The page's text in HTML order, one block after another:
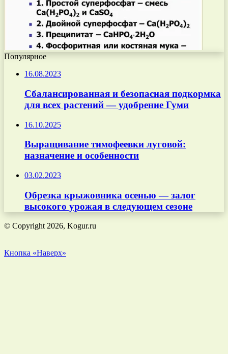
Популярное
16.08.2023
Сбалансированная и безопасная подкормка
для всех растений — удобрение Гуми
16.10.2025
Выращивание тимофеевки луговой:
назначение и особенности
03.02.2023
Обрезка крыжовника осенью — залог
высокого урожая в следующем сезоне
© Copyright 2026, Kogur.ru
Кнопка «Наверх»